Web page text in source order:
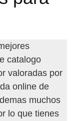
catalogo
valoradas por
online de
muchos
lo que tienes